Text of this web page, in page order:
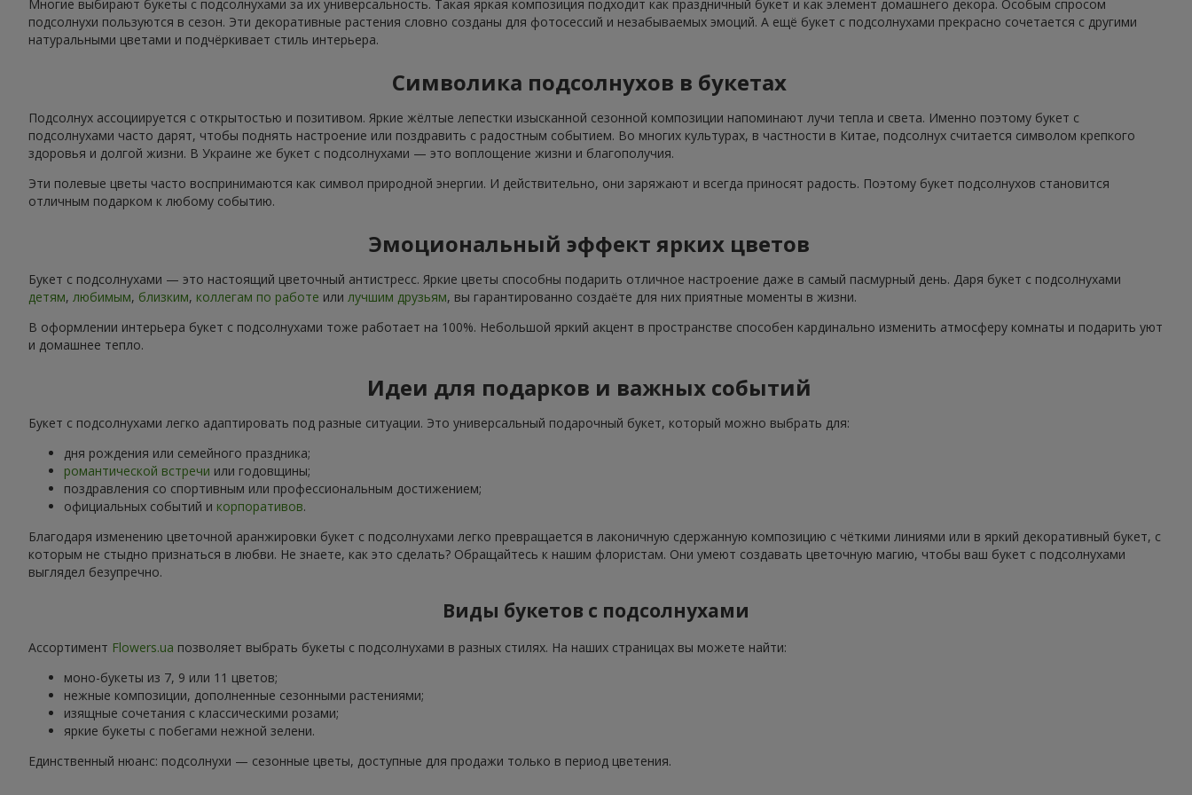
Многие выбирают букеты с подсолнухами за их универсальность. Такая яркая композиция подходит как праздничный букет и как элемент домашнего декора. Особым спросом
подсолнухи пользуются в сезон. Эти декоративные растения словно созданы для фотосессий и незабываемых эмоций. А ещё букет с подсолнухами прекрасно сочетается с другими
натуральными цветами и подчёркивает стиль интерьера.
Символика подсолнухов в букетах
Подсолнух ассоциируется с открытостью и позитивом. Яркие жёлтые лепестки изысканной сезонной композиции напоминают лучи тепла и света. Именно поэтому букет с
подсолнухами часто дарят, чтобы поднять настроение или поздравить с радостным событием. Во многих культурах, в частности в Китае, подсолнух считается символом крепкого
здоровья и долгой жизни. В Украине же букет с подсолнухами — это воплощение жизни и благополучия.
Эти полевые цветы часто воспринимаются как символ природной энергии. И действительно, они заряжают и всегда приносят радость. Поэтому букет подсолнухов становится
отличным подарком к любому событию.
Эмоциональный эффект ярких цветов
Букет с подсолнухами — это настоящий цветочный антистресс. Яркие цветы способны подарить отличное настроение даже в самый пасмурный день. Даря букет с подсолнухами
детям, любимым, близким, коллегам по работе или лучшим друзьям, вы гарантированно создаёте для них приятные моменты в жизни.
В оформлении интерьера букет с подсолнухами тоже работает на 100%. Небольшой яркий акцент в пространстве способен кардинально изменить атмосферу комнаты и подарить уют
и домашнее тепло.
Идеи для подарков и важных событий
Букет с подсолнухами легко адаптировать под разные ситуации. Это универсальный подарочный букет, который можно выбрать для:
дня рождения или семейного праздника;
романтической встречи или годовщины;
поздравления со спортивным или профессиональным достижением;
официальных событий и корпоративов.
Благодаря изменению цветочной аранжировки букет с подсолнухами легко превращается в лаконичную сдержанную композицию с чёткими линиями или в яркий декоративный букет, с
которым не стыдно признаться в любви. Не знаете, как это сделать? Обращайтесь к нашим флористам. Они умеют создавать цветочную магию, чтобы ваш букет с подсолнухами
выглядел безупречно.
Виды букетов с подсолнухами
Ассортимент Flowers.ua позволяет выбрать букеты с подсолнухами в разных стилях. На наших страницах вы можете найти:
моно-букеты из 7, 9 или 11 цветов;
нежные композиции, дополненные сезонными растениями;
изящные сочетания с классическими розами;
яркие букеты с побегами нежной зелени.
Единственный нюанс: подсолнухи — сезонные цветы, доступные для продажи только в период цветения.